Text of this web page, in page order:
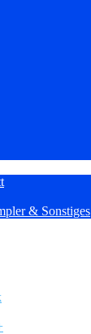
& Sonstiges